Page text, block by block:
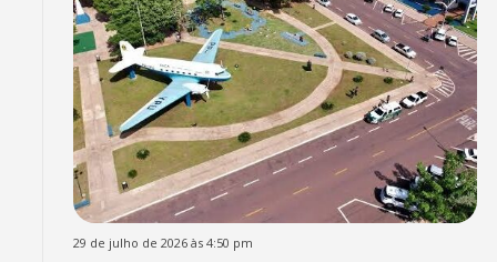
29 de julho de 2026 às 4:50 pm